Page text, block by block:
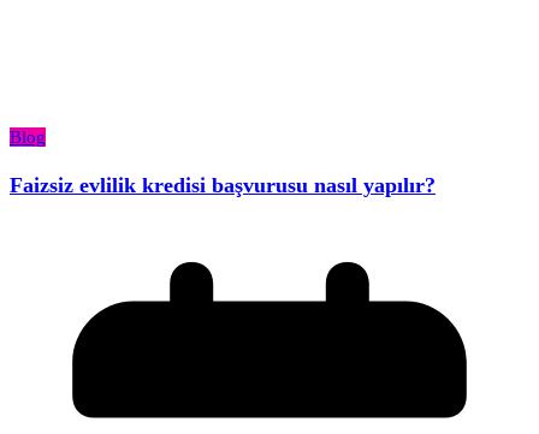
Blog
Faizsiz evlilik kredisi başvurusu nasıl yapılır?